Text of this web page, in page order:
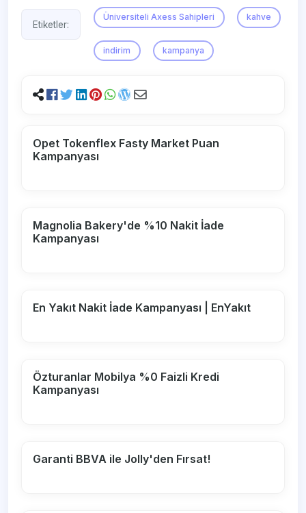
Etiketler:
Üniversiteli Axess Sahipleri kahve
indirim kampanya
Opet Tokenflex Fasty Market Puan
Kampanyası
Magnolia Bakery'de %10 Nakit İade
Kampanyası
En Yakıt Nakit İade Kampanyası | EnYakıt
Özturanlar Mobilya %0 Faizli Kredi
Kampanyası
Garanti BBVA ile Jolly'den Fırsat!